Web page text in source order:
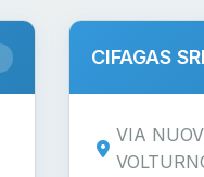
CIFAGAS
VIA